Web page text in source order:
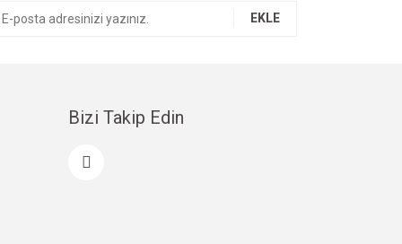
EKLE
Bizi Takip Edin